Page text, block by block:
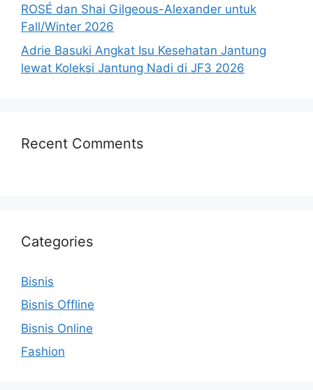
ROSÉ dan Shai Gilgeous-Alexander untuk
Fall/Winter 2026
Adrie Basuki Angkat Isu Kesehatan Jantung
lewat Koleksi Jantung Nadi di JF3 2026
Recent Comments
Categories
Bisnis
Bisnis Offline
Bisnis Online
Fashion